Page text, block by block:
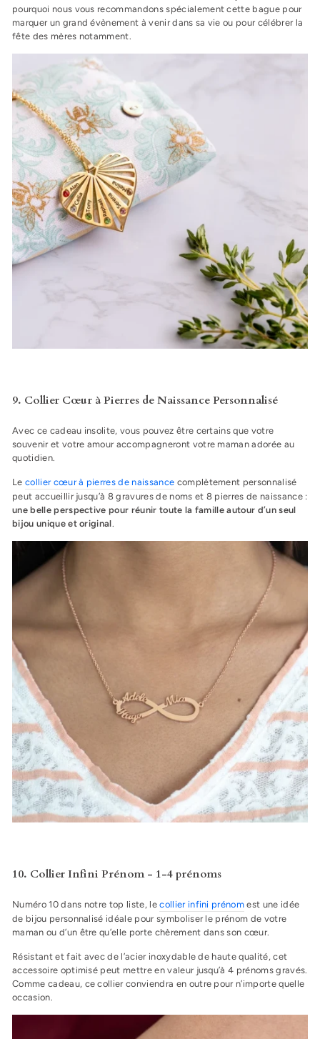
pourquoi nous vous recommandons spécialement cette bague pour
marquer un grand évènement à venir dans sa vie ou pour célébrer la
fête des mères notamment.
9. Collier Cœur à Pierres de Naissance Personnalisé
Avec ce cadeau insolite, vous pouvez être certains que votre
souvenir et votre amour accompagneront votre maman adorée au
quotidien.
Le collier cœur à pierres de naissance complètement personnalisé
peut accueillir jusqu’à 8 gravures de noms et 8 pierres de naissance :
une belle perspective pour réunir toute la famille autour d’un seul
bijou unique et original.
10. Collier Infini Prénom - 1-4 prénoms
Numéro 10 dans notre top liste, lecollier infini prénom est une idée
de bijou personnalisé idéale pour symboliser le prénom de votre
maman ou d’un être qu’elle porte chèrement dans son cœur.
Résistant et fait avec de l’acier inoxydable de haute qualité, cet
accessoire optimisé peut mettre en valeur jusqu’à 4 prénoms gravés.
Comme cadeau, ce collier conviendra en outre pour n’importe quelle
occasion.